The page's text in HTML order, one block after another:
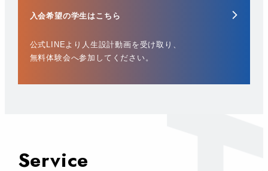
入会希望の学生はこちら
公式LINEより人生設計動画を受け取り、
無料体験会へ参加してください。
Service